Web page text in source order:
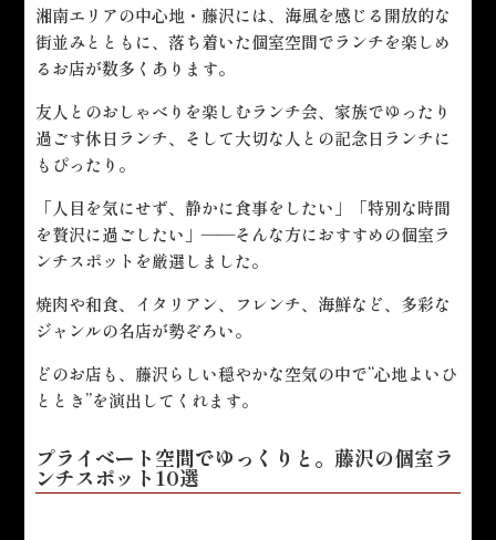
湘南エリアの中心地・藤沢には、海風を感じる開放的な
街並みとともに、落ち着いた個室空間でランチを楽しめ
るお店が数多くあります。
友人とのおしゃべりを楽しむランチ会、家族でゆったり
過ごす休日ランチ、そして大切な人との記念日ランチに
もぴったり。
「人目を気にせず、静かに食事をしたい」「特別な時間
を贅沢に過ごしたい」――そんな方におすすめの個室ラ
ンチスポットを厳選しました。
焼肉や和食、イタリアン、フレンチ、海鮮など、多彩な
ジャンルの名店が勢ぞろい。
どのお店も、藤沢らしい穏やかな空気の中で“心地よいひ
ととき”を演出してくれます。
プライベート空間でゆっくりと。藤沢の個室ラ
ンチスポット10選